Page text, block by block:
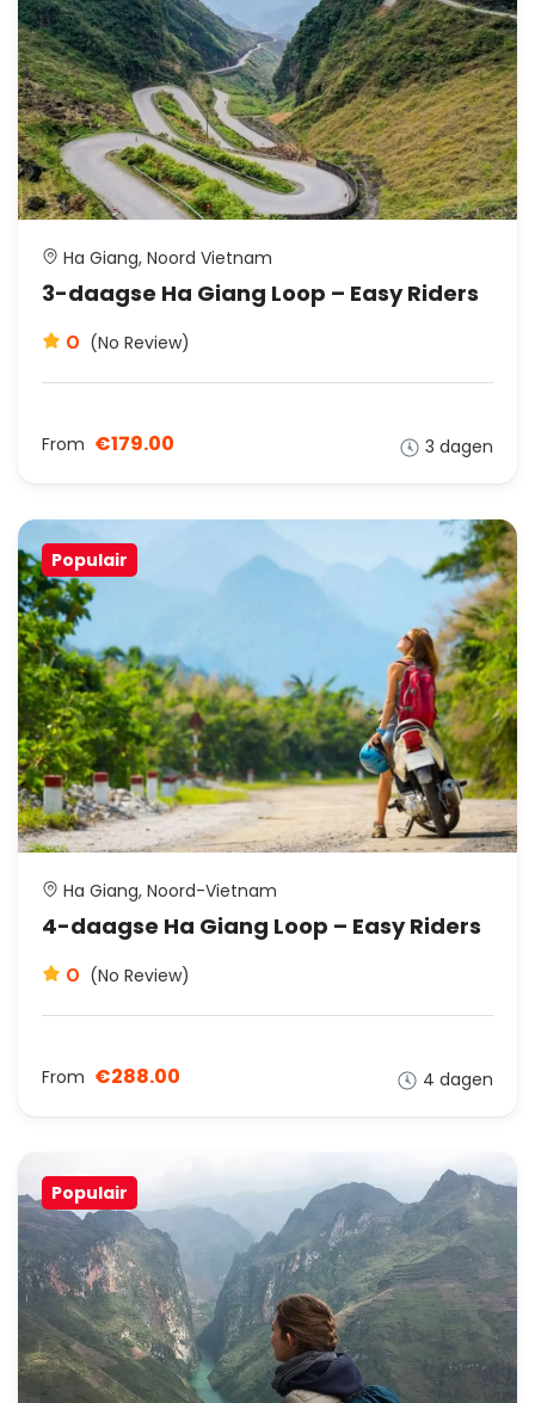
Ha Giang, Noord Vietnam
3-daagse Ha Giang Loop – Easy Riders
0 (No Review)
From €179.00 3 dagen
Populair
Ha Giang, Noord-Vietnam
4-daagse Ha Giang Loop – Easy Riders
0 (No Review)
From €288.00 4 dagen
Populair